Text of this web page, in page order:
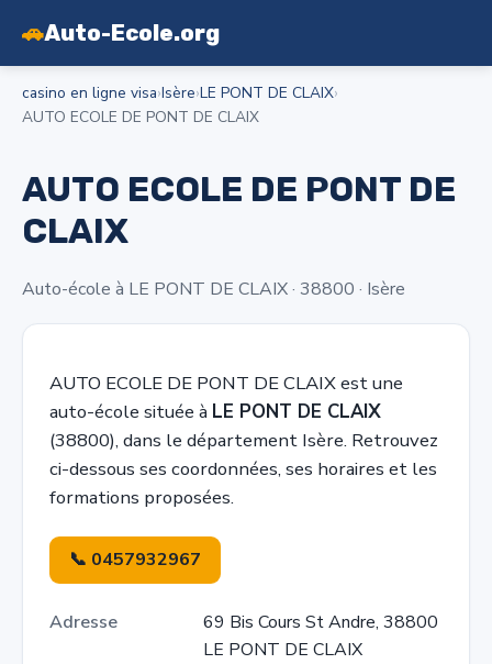
🚗Auto-Ecole.org
casino en ligne visa›Isère›LE PONT DE CLAIX›
AUTO ECOLE DE PONT DE CLAIX
AUTO ECOLE DE PONT DE
CLAIX
Auto-école à LE PONT DE CLAIX · 38800 · Isère
AUTO ECOLE DE PONT DE CLAIX est une
auto-école située à LE PONT DE CLAIX
(38800), dans le département Isère. Retrouvez
ci-dessous ses coordonnées, ses horaires et les
formations proposées.
📞 0457932967
Adresse
69 Bis Cours St Andre, 38800
LE PONT DE CLAIX